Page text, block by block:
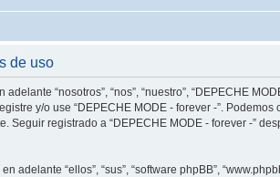
de uso
“nosotros”, “nos”, “nuestro”, “DEPECHE
y/o use “DEPECHE MODE - forever -”.
Seguir registrado a “DEPECHE MODE - forever -”
adelante “ellos”, “sus”, “software phpBB”,